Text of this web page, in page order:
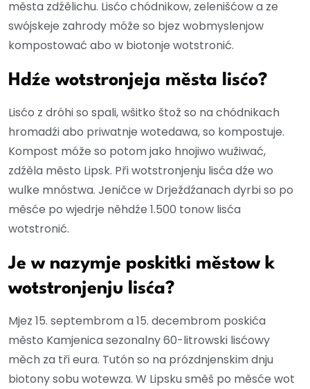
města zdźělichu. Lisćo chódnikow, zelenišćow a ze
swójskeje zahrody móže so bjez wobmyslenjow
kompostować abo w biotonje wotstronić.
Hdźe wotstronjeja města lisćo?
Lisćo z dróhi so spali, wšitko štož so na chódnikach
hromadźi abo priwatnje wotedawa, so kompostuje.
Kompost móže so potom jako hnojiwo wužiwać,
zdźěla město Lipsk. Při wotstronjenju lisća dźe wo
wulke mnóstwa. Jeničce w Drježdźanach dyrbi so po
měsće po wjedrje něhdźe 1.500 tonow lisća
wotstronić.
Je w nazymje poskitki městow k
wotstronjenju lisća?
Mjez 15. septembrom a 15. decembrom poskića
město Kamjenica sezonalny 60-litrowski lisćowy
měch za tři eura. Tutón so na prózdnjenskim dnju
biotony sobu wotewza. W Lipsku směš po měsće wot